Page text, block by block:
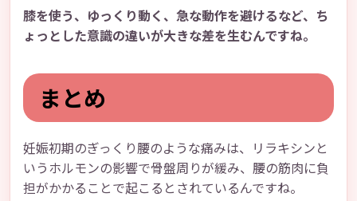
膝を使う、ゆっくり動く、急な動作を避けるなど、ち
ょっとした意識の違いが大きな差を生むんですね。
まとめ
妊娠初期のぎっくり腰のような痛みは、リラキシンと
いうホルモンの影響で骨盤周りが緩み、腰の筋肉に負
担がかかることで起こるとされているんですね。